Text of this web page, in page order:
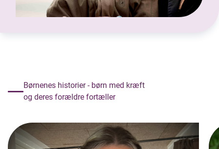
Børnenes historier - børn med kræft
og deres forældre fortæller